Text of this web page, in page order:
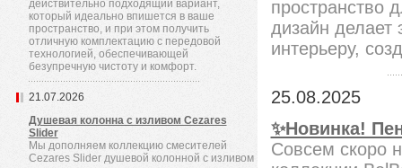
действительно подходящий вариант,
который идеально впишется в ваше
пространство, и при этом получить
отличную комплектацию с передовой
технологией, обеспечивающей
безупречную чистоту и комфорт.
21.07.2026
Душевая колонна с изливом Cezares
Slider
Мы дополняем коллекцию смесителей
Cezares Slider душевой колонной с изливом
пространство
дизайн
интерьеру,
25.08.2025
✨Новинка!
Совсем скоро